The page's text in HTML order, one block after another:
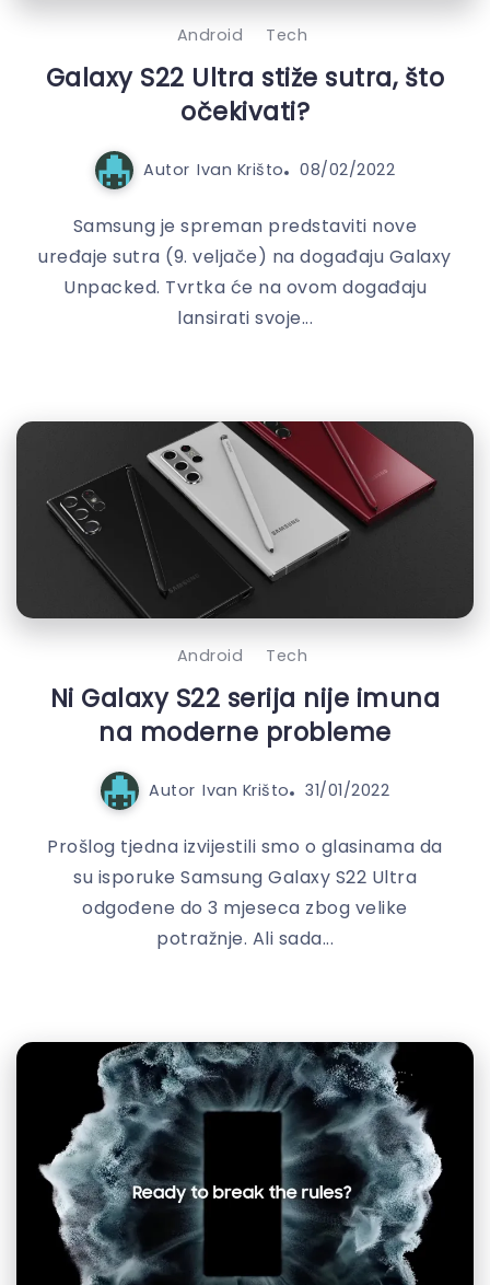
Android Tech
Galaxy S22 Ultra stiže sutra, što
očekivati?
Autor Ivan Krišto 08/02/2022
Samsung je spreman predstaviti nove
uređaje sutra (9. veljače) na događaju Galaxy
Unpacked. Tvrtka će na ovom događaju
lansirati svoje...
Android Tech
Ni Galaxy S22 serija nije imuna
na moderne probleme
Autor Ivan Krišto 31/01/2022
Prošlog tjedna izvijestili smo o glasinama da
su isporuke Samsung Galaxy S22 Ultra
odgođene do 3 mjeseca zbog velike
potražnje. Ali sada...